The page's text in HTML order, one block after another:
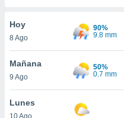
Hoy
8 Ago
90%
9.8 mm
Mañana
9 Ago
50%
0.7 mm
Lunes
10 Ago